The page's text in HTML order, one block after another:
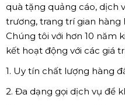
quà tặng quảng cáo, dịch
trương, trang trí gian hàng
Chúng tôi với hơn 10 năm
kết hoạt động với các giá
1. Uy tín chất lượng hàng
2. Đa dạng gọi dịch vụ để